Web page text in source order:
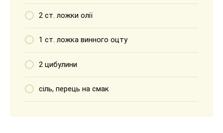
2 ст. ложки олії
1 ст. ложка винного оцту
2 цибулини
сіль, перець на смак